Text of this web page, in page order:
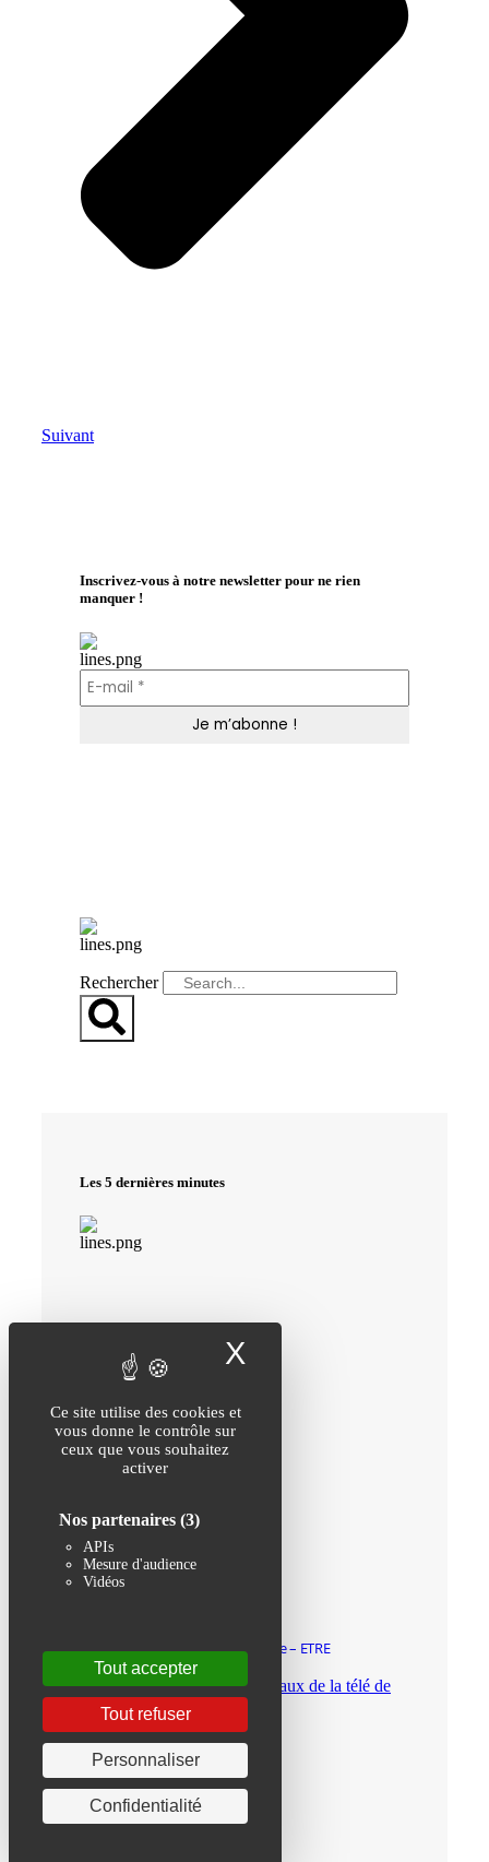
Ce site utilise des cookies et
vous donne le contrôle sur
ceux que vous souhaitez
activer
Nos partenaires (3)
APIs
Mesure d'audience
Vidéos
Tout accepter
Tout refuser
Personnaliser
Confidentialité
X
Suivant
Inscrivez-vous à notre newsletter pour ne rien
manquer !
Rechercher
Les 5 dernières minutes
L’école de la transition écologique – ETRE
24 octobre 2025